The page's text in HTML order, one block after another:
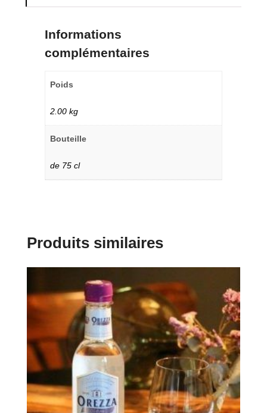
Informations
complémentaires
Poids
2.00 kg
Bouteille
de 75 cl
Produits similaires